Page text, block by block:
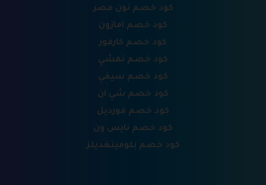
كود خصم نون مصر
كود خصم امازون
كود خصم كارفور
كود خصم نمشي
كود خصم سيفي
كود خصم شي ان
كود خصم فورديل
كود خصم نايس ون
كود خصم بلومينغديلز